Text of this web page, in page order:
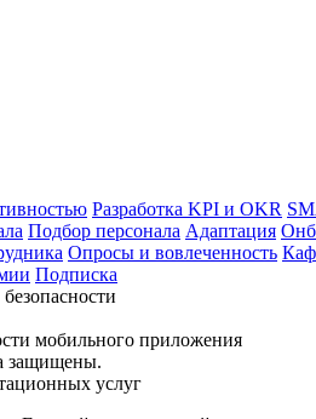
Разработка KPI и OKR
Подбор персонала Адаптация
Опросы и вовлеченность
Подписка
мобильного приложения
защищены.
услуг